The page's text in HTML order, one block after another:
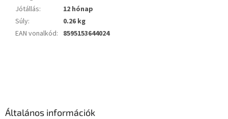
Jótállás:
12 hónap
Súly:
0.26 kg
EAN vonalkód: 8595153644024
Általános információk